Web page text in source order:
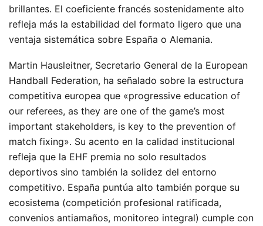
brillantes. El coeficiente francés sostenidamente alto
refleja más la estabilidad del formato ligero que una
ventaja sistemática sobre España o Alemania.
Martin Hausleitner, Secretario General de la European
Handball Federation, ha señalado sobre la estructura
competitiva europea que «progressive education of
our referees, as they are one of the game’s most
important stakeholders, is key to the prevention of
match fixing». Su acento en la calidad institucional
refleja que la EHF premia no solo resultados
deportivos sino también la solidez del entorno
competitivo. España puntúa alto también porque su
ecosistema (competición profesional ratificada,
convenios antiamaños, monitoreo integral) cumple con